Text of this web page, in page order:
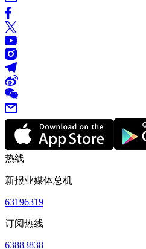
热线
新报业媒体总机
63196319
订阅热线
63883838